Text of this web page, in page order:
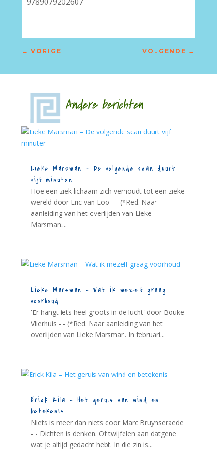
← VORIGE VOLGENDE →
Andere berichten
Lieke Marsman – De volgende scan duurt
vijf minuten
Hoe een ziek lichaam zich verhoudt tot een zieke
wereld door Eric van Loo - - (*Red. Naar
aanleiding van het overlijden van Lieke
Marsman....
Lieke Marsman – Wat ik mezelf graag
voorhoud
'Er hangt iets heel groots in de lucht' door Bouke
Vlierhuis - - (*Red. Naar aanleiding van het
overlijden van Lieke Marsman. In februari...
Erick Kila – Het geruis van wind en
betekenis
Niets is meer dan niets door Marc Bruynseraede
- - Dichten is denken. Of twijfelen aan datgene
wat je altijd gedacht hebt. In die zin is...